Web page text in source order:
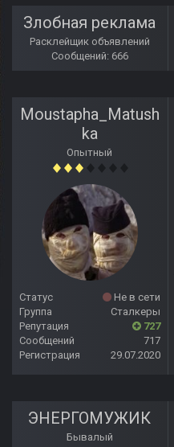
Злобная реклама
Расклейщик объявлений
Сообщений: 666
Moustapha_Matush
ka
Опытный
Статус
Не в сети
Группа
Сталкеры
Репутация
727
Сообщений
717
Регистрация
29.07.2020
ЭНЕРГОМУЖИК
Бывалый